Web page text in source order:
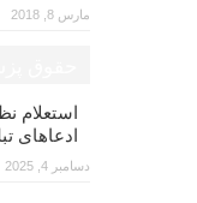
مارس 8, 2018
ادعاهای
دسامبر 4, 2025